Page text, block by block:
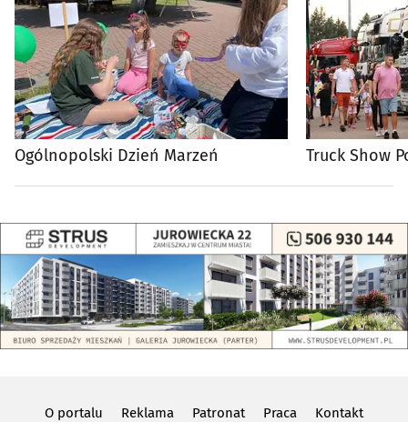
Ogólnopolski Dzień Marzeń Truck Show
O portalu Reklama Patronat Praca Kontakt